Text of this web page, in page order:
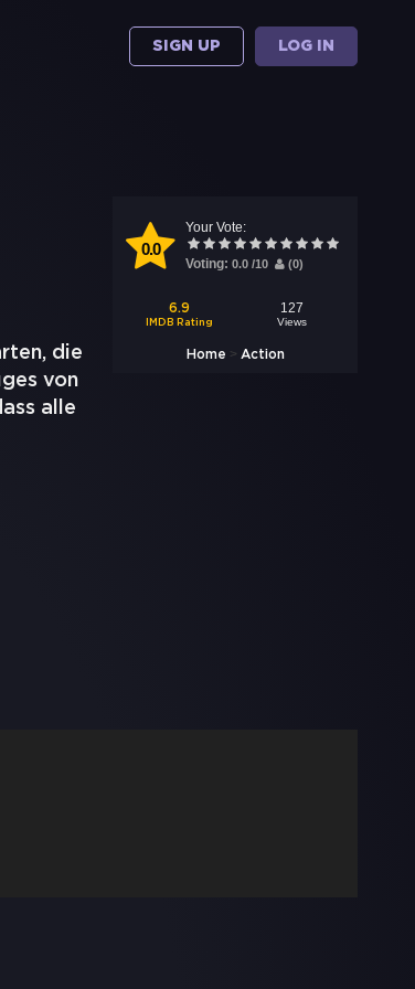
SIGN UP LOG IN
0.0
Your Vote:
Voting: 0.0 /10 (0)
6.9
IMDB Rating
127
Views
Home > Action
die
von
alle